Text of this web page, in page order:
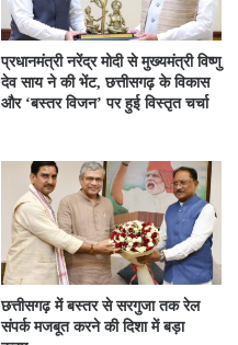
प्रधानमंत्री नरेंद्र मोदी से मुख्यमंत्री विष्णु
देव साय ने की भेंट, छत्तीसगढ़ के विकास
और ‘बस्तर विजन’ पर हुई विस्तृत चर्चा
छत्तीसगढ़ में बस्तर से सरगुजा तक रेल
संपर्क मजबूत करने की दिशा में बड़ा